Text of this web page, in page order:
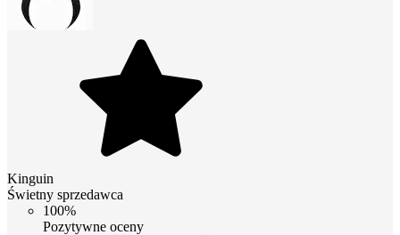
Kinguin
Świetny sprzedawca
100%
Pozytywne oceny